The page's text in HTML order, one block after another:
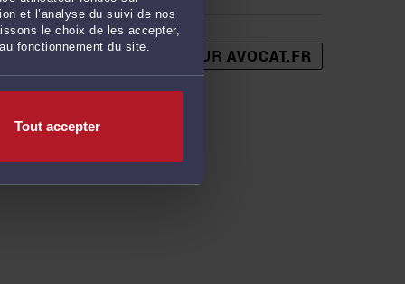
et l’analyse du suivi de nos
le choix de les accepter,
fonctionnement du site.
Tout accepter